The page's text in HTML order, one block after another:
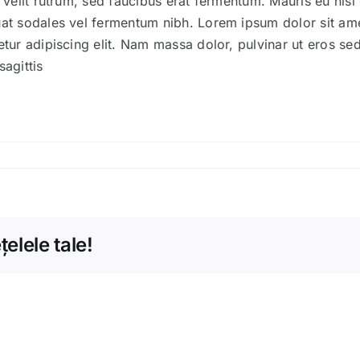
sodales vel fermentum nibh. Lorem ipsum dolor sit
adipiscing elit. Nam massa dolor, pulvinar ut eros
tale!